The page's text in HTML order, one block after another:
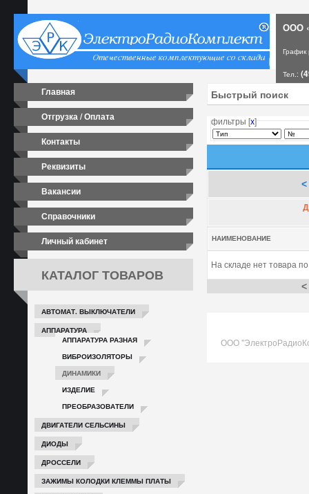
ООО
Тел.:
Главная
Отгрузка / Оплата
Контакты
Реквизиты
Вакансии
Справочники
Личный кабинет
КАТАЛОГ ТОВАРОВ
АВТОМАТ. ВЫКЛЮЧАТЕЛИ
АППАРАТУРА
АППАРАТУРА РАЗНАЯ
ВИБРОИЗОЛЯТОРЫ
ДИНАМИКИ
ИЗДЕЛИЕ
ПРЕОБРАЗОВАТЕЛИ
ДВИГАТЕЛИ СЕЛЬСИНЫ
ДИОДЫ
ДРОССЕЛИ
ЗАЖИМЫ КОЛОДКИ КЛЕММЫ ПЛАТЫ
фильтры [х]
<
НАИМЕНОВАНИЕ
На складе нет товара
<
ООО